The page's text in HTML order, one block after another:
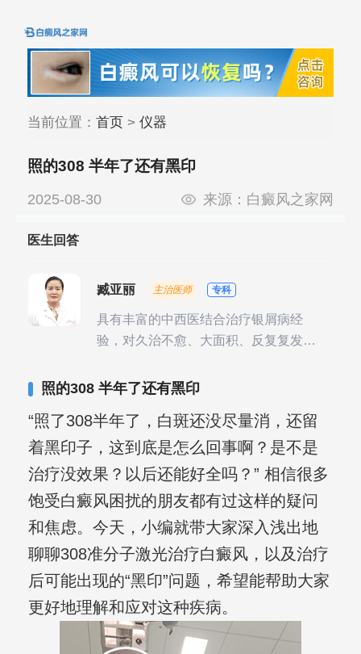
当前位置： 首页> 仪器
照的308 半年了还有黑印
2025-08-30 来源： 白癜风之家网
医生回答
臧亚丽 主治医师 专科
具有丰富的中西医结合治疗银屑病经
验，对久治不愈、大面积、反复复发性
照的308 半年了还有黑印
“照了308半年了，白斑还没尽量消，还留
着黑印子，这到底是怎么回事啊？是不是
治疗没效果？以后还能好全吗？” 相信很多
饱受白癜风困扰的朋友都有过这样的疑问
和焦虑。今天，小编就带大家深入浅出地
聊聊308准分子激光治疗白癜风，以及治疗
后可能出现的“黑印”问题，希望能帮助大家
更好地理解和应对这种疾病。